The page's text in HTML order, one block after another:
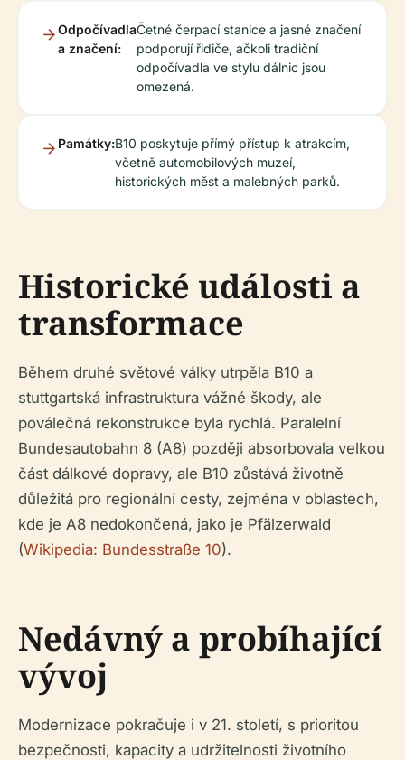
Odpočívadla
a značení:
Četné čerpací stanice a jasné značení
podporují řidiče, ačkoli tradiční
odpočívadla ve stylu dálnic jsou
omezená.
Památky:B10 poskytuje přímý přístup k atrakcím,
včetně automobilových muzeí,
historických měst a malebných parků.
Historické události a
transformace
Během druhé světové války utrpěla B10 a
stuttgartská infrastruktura vážné škody, ale
poválečná rekonstrukce byla rychlá. Paralelní
Bundesautobahn 8 (A8) později absorbovala velkou
část dálkové dopravy, ale B10 zůstává životně
důležitá pro regionální cesty, zejména v oblastech,
kde je A8 nedokončená, jako je Pfälzerwald
(Wikipedia: Bundesstraße 10).
Nedávný a probíhající
vývoj
Modernizace pokračuje i v 21. století, s prioritou
bezpečnosti, kapacity a udržitelnosti životního